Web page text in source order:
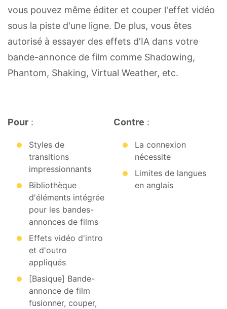
vous pouvez même éditer et couper l'effet vidéo
sous la piste d'une ligne. De plus, vous êtes
autorisé à essayer des effets d'IA dans votre
bande-annonce de film comme Shadowing,
Phantom, Shaking, Virtual Weather, etc.
Pour :
Styles de
transitions
impressionnants
Bibliothèque
d'éléments intégrée
pour les bandes-
annonces de films
Effets vidéo d'intro
et d'outro
appliqués
[Basique] Bande-
annonce de film
fusionner, couper,
Contre :
La connexion
nécessite
Limites de langues
en anglais